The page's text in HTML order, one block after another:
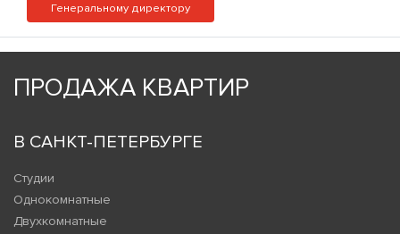
Генеральному директору
ПРОДАЖА КВАРТИР
В САНКТ-ПЕТЕРБУРГЕ
Студии
Однокомнатные
Двухкомнатные